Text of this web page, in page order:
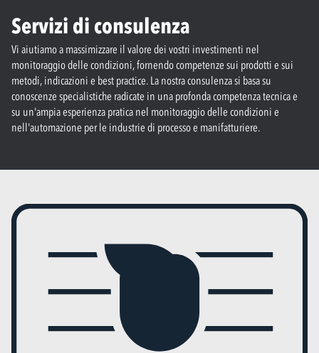
Servizi di consulenza
Vi aiutiamo a massimizzare il valore dei vostri investimenti nel
monitoraggio delle condizioni, fornendo competenze sui prodotti e sui
metodi, indicazioni e best practice. La nostra consulenza si basa su
conoscenze specialistiche radicate in una profonda competenza tecnica e
su un'ampia esperienza pratica nel monitoraggio delle condizioni e
nell'automazione per le industrie di processo e manifatturiere.